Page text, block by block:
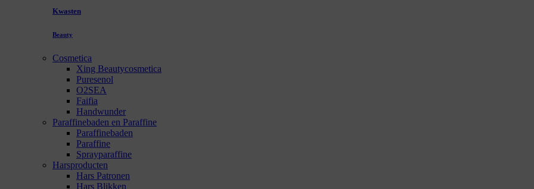
Kwasten
Beauty
Cosmetica
Xing Beautycosmetica
Puresenol
O2SEA
Faifia
Handwunder
Paraffinebaden en Paraffine
Paraffinebaden
Paraffine
Sprayparaffine
Harsproducten
Hars Patronen
Hars Blikken